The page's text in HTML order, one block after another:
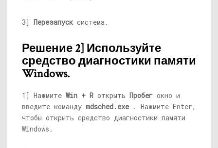
3] Перезапусксистема.
Решение 2] Используйте
средство диагностики памяти
Windows.
1] Нажмите Win + R открыть Пробег окно и
введите команду mdsched.exe . Нажмите Enter,
чтобы открыть средство диагностики памяти
Windows.